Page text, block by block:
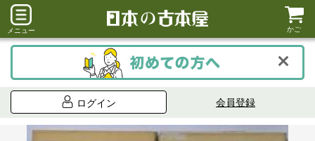
メニュー かご
ログイン 会員登録